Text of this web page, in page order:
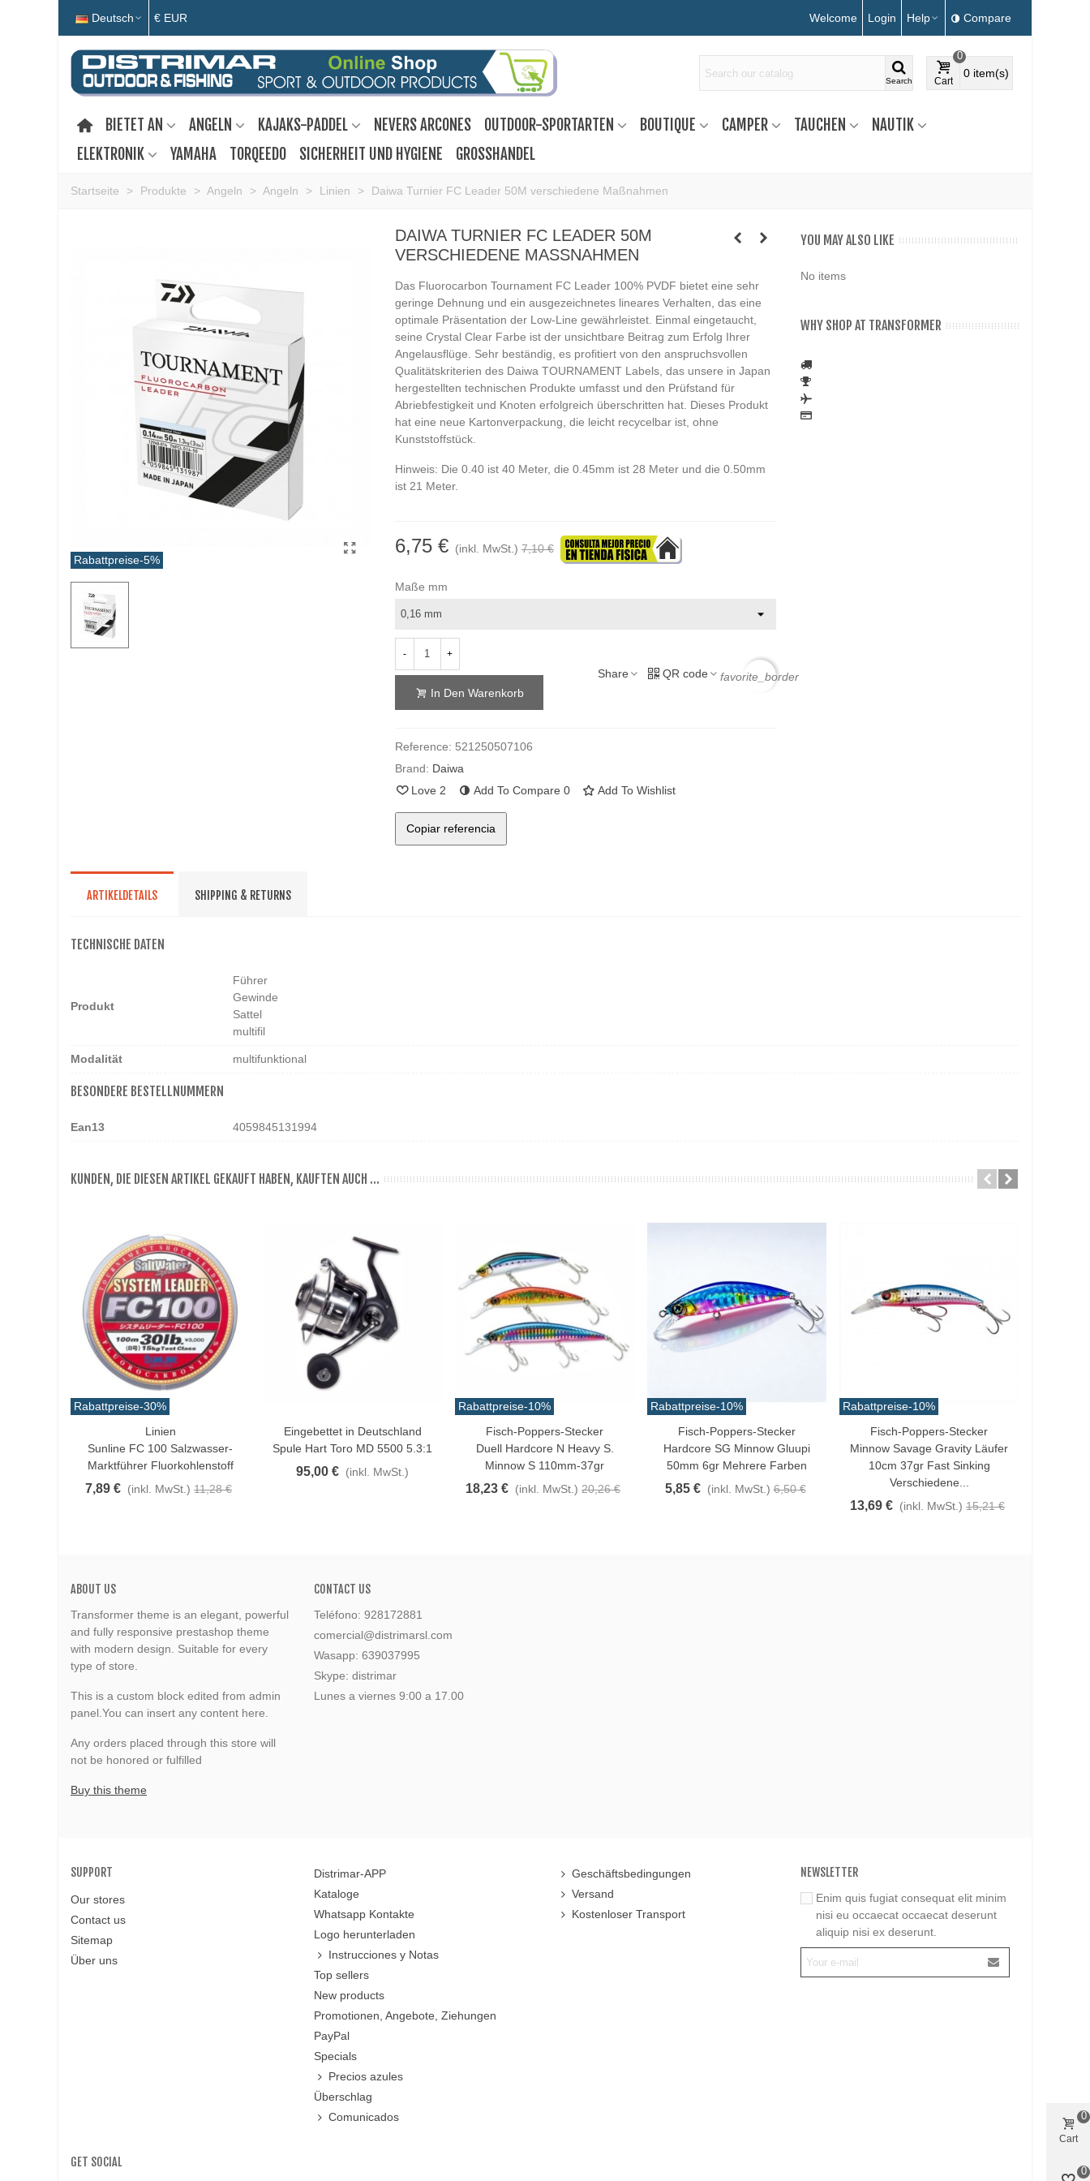
Deutsch € EUR Welcome Login Help Compare
Search Cart
0
0 item(s)
BIETET AN ANGELN KAJAKS-PADDEL NEVERS ARCONES OUTDOOR-SPORTARTEN BOUTIQUE CAMPER TAUCHEN
NAUTIK
ELEKTRONIK
YAMAHA TORQEEDO SICHERHEIT UND HYGIENE GROSSHANDEL
Startseite > Produkte > Angeln > Angeln > Linien > Daiwa Turnier FC Leader 50M verschiedene Maßnahmen
Rabattpreise-5%
DAIWA TURNIER FC LEADER 50M
VERSCHIEDENE MASSNAHMEN
Das Fluorocarbon Tournament FC Leader 100% PVDF bietet eine sehr
geringe Dehnung und ein ausgezeichnetes lineares Verhalten, das eine
optimale Präsentation der Low-Line gewährleistet. Einmal eingetaucht,
seine Crystal Clear Farbe ist der unsichtbare Beitrag zum Erfolg Ihrer
Angelausflüge. Sehr beständig, es profitiert von den anspruchsvollen
Qualitätskriterien des Daiwa TOURNAMENT Labels, das unsere in Japan
hergestellten technischen Produkte umfasst und den Prüfstand für
Abriebfestigkeit und Knoten erfolgreich überschritten hat. Dieses Produkt
hat eine neue Kartonverpackung, die leicht recycelbar ist, ohne
Kunststoffstück.
Hinweis: Die 0.40 ist 40 Meter, die 0.45mm ist 28 Meter und die 0.50mm
ist 21 Meter.
6,75 € (inkl. MwSt.) 7,10 €
Maße mm
- +
In Den Warenkorb
Share QR code favorite_border
Reference: 521250507106
Brand: Daiwa
Love 2 Add To Compare 0 Add To Wishlist
Copiar referencia
YOU MAY ALSO LIKE
No items
WHY SHOP AT TRANSFORMER
ARTIKELDETAILS SHIPPING & RETURNS
TECHNISCHE DATEN
Produkt
Führer
Gewinde
Sattel
multifil
Modalität multifunktional
BESONDERE BESTELLNUMMERN
Ean13 4059845131994
KUNDEN, DIE DIESEN ARTIKEL GEKAUFT HABEN, KAUFTEN AUCH ...
Rabattpreise-30%
Linien
Sunline FC 100 Salzwasser-
Marktführer Fluorkohlenstoff
7,89 € (inkl. MwSt.) 11,28 €
In Den Warenkorb
Eingebettet in Deutschland
Spule Hart Toro MD 5500 5.3:1
95,00 € (inkl. MwSt.)
Rabattpreise-10%
Love
Fisch-Poppers-Stecker
Duell Hardcore N Heavy S.
Minnow S 110mm-37gr
18,23 € (inkl. MwSt.) 20,26 €
Rabattpreise-10%
Love
Fisch-Poppers-Stecker
Hardcore SG Minnow Gluupi
50mm 6gr Mehrere Farben
5,85 € (inkl. MwSt.) 6,50 €
Rabattpreise-10%
Love
Fisch-Poppers-Stecker
Minnow Savage Gravity Läufer
10cm 37gr Fast Sinking
Verschiedene...
13,69 € (inkl. MwSt.) 15,21 €
ABOUT US
Transformer theme is an elegant, powerful
and fully responsive prestashop theme
with modern design. Suitable for every
type of store.
This is a custom block edited from admin
panel.You can insert any content here.
Any orders placed through this store will
not be honored or fulfilled
Buy this theme
CONTACT US
Teléfono: 928172881
comercial@distrimarsl.com
Wasapp: 639037995
Skype: distrimar
Lunes a viernes 9:00 a 17.00
SUPPORT
Our stores
Contact us
Sitemap
Über uns
Distrimar-APP
Kataloge
Whatsapp Kontakte
Logo herunterladen
Instrucciones y Notas
Top sellers
New products
Promotionen, Angebote, Ziehungen
PayPal
Specials
Precios azules
Überschlag
Comunicados
Geschäftsbedingungen
Versand
Kostenloser Transport
NEWSLETTER
Enim quis fugiat consequat elit minim
nisi eu occaecat occaecat deserunt
aliquip nisi ex deserunt.
GET SOCIAL
Cart
0
0